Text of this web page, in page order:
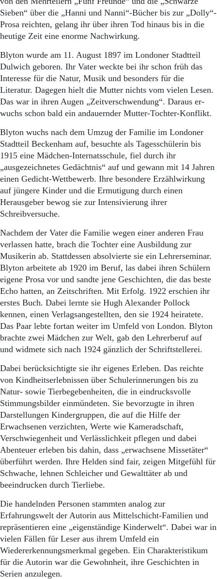
Kontakt
Impressum
Datenschutz
Sieben“ über die „Hanni und Nanni“-Bücher bis zur „Dolly“-
Prosa reichten, gelang ihr über ihren Tod hinaus bis in die
heutige Zeit eine enorme Nachwirkung.
Blyton wurde am 11. Au­gust 1897 im Londoner Stadtteil
Dulwich geboren. Ihr Vater weckte bei ihr schon früh das
Interesse für die Natur, Musik und be­sonders für die
Literatur. Dagegen hielt die Mutter nichts vom vielen Lesen.
Das war in ihren Augen „Zeitverschwendung“. Daraus er­
wuchs schon bald ein andauernder Mutter-Tochter-Konflikt.
Blyton wuchs nach dem Umzug der Familie im Londoner
Stadtteil Beckenham auf, besuchte als Ta­gesschülerin bis
1915 eine Mädchen-Internatsschule, fiel durch ihr
„ausgezeichnetes Gedächtnis“ auf und gewann mit 14 Jahren
einen Gedicht-Wettbewerb. Ihre besondere Erzählwirkung
auf jüngere Kinder und die Ermutigung durch einen
Herausgeber bewog sie zur Intensivierung ihrer
Schreibversuche.
Nachdem der Vater die Familie wegen einer anderen Frau
verlassen hatte, brach die Tochter eine Ausbildung zur
Musikerin ab. Stattdessen absolvierte sie ein Lehrerseminar.
Blyton arbeitete ab 1920 im Beruf, las dabei ihren Schülern
eigene Prosa vor und sandte jene Geschichten, die das beste
Echo hatten, an Zeitschriften. Mit Erfolg. 1922 erschien ihr
erstes Buch. Dabei lernte sie Hugh Alexander Pollock
kennen, einen Verlagsangestellten, den sie 1924 heiratete.
Das Paar lebte fortan weiter im Umfeld von London. Blyton
brachte zwei Mädchen zur Welt, gab den Lehrerberuf auf
und widmete sich nach 1924 gänzlich der Schriftstellerei.
Dabei berücksichtigte sie ihr eigenes Erleben. Das reichte
von Kindheitserlebnissen über Schul­erinnerungen bis zu
Natur- sowie Tierbegebenheiten, die in eindrucksvolle
Stimmungsbilder einmündeten. Sie bevorzugte in ihren
Darstellungen Kindergruppen, die auf die Hilfe der
Erwachsenen verzichten, Werte wie Kameradschaft,
Verschwiegenheit und Verlässlichkeit pflegen und dabei
Abenteuer erleben bis dahin, dass „erwachsene Missetäter“
überführt werden. Ihre Helden sind fair, zeigen Mitgefühl für
Schwache, lehnen Schleicher und Gewalttäter ab und
beeindrucken durch Tierliebe.
Die handelnden Personen stammten analog zur
Erfahrungswelt der Autorin aus Mittelschicht-Familien und
repräsentieren eine „eigenständige Kinderwelt“. Dabei war in
vielen Fällen für Leser aus ihrem Umfeld ein
Wiedererkennungsmerkmal gegeben. Ein Charakteristikum
für die Autorin war die Gewohnheit, ihre Geschichten in
Serien anzulegen.